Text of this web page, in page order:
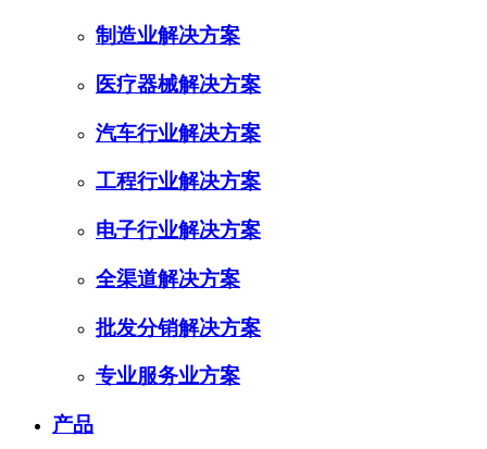
制造业解决方案
医疗器械解决方案
汽车行业解决方案
工程行业解决方案
电子行业解决方案
全渠道解决方案
批发分销解决方案
专业服务业方案
产品